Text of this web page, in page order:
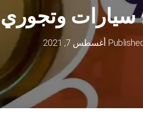
سيارات وتجوري
أغسطس 7, 2021